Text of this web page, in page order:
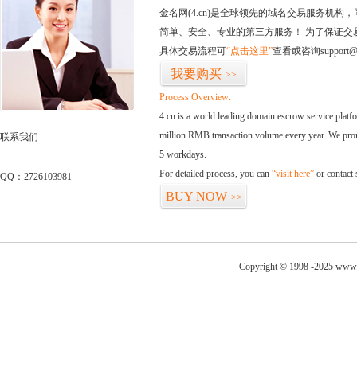
联系我们
QQ：2726103981
金名网(4.cn)是全球领先的域名交易服务机构
简单、安全、专业的第三方服务！ 为了保证
具体交易流程可“点击这里”查看或咨询
我要购买 >>
Process Overview:
4.cn is a world leading domain escrow service
million RMB transaction volume every year. We
5 workdays.
For detailed process, you can “visit here” or contact
BUY NOW >>
Copyright © 1998 -2025